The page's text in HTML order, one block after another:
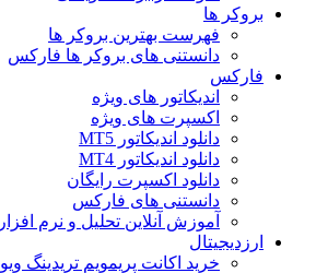
بروکر ها
فهرست بهترین بروکر ها
دانستنی های بروکر ها فارکس
فارکس
اندیکاتور های ویژه
اکسپرت های ویژه
دانلود اندیکاتور MT5
دانلود اندیکاتور MT4
دانلود اکسپرت رایگان
دانستنی های فارکس
آموزش آنلاین تحلیل و نرم افزار
ارزدیجیتال
خرید اکانت پریمویم تریدینگ ویو